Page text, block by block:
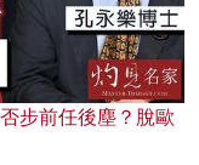
步前任後塵？脫歐